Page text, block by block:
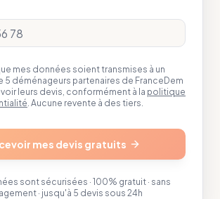
mes données soient transmises à un
5 déménageurs partenaires de FranceDem
leurs devis, conformément à la politique
. Aucune revente à des tiers.
mes devis gratuits
sont sécurisées · 100% gratuit · sans
· jusqu'à 5 devis sous 24h